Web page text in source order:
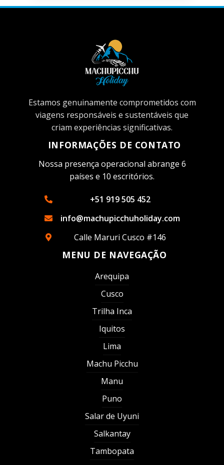
Estamos genuinamente comprometidos com
viagens responsáveis ​​e sustentáveis ​​que
criam experiências significativas.
INFORMAÇÕES DE CONTATO
Nossa presença operacional abrange 6
países e 10 escritórios.
+51 919 505 452
info@machupicchuholiday.com
Calle Maruri Cusco #146
MENU DE NAVEGAÇÃO
Arequipa
Cusco
Trilha Inca
Iquitos
Lima
Machu Picchu
Manu
Puno
Salar de Uyuni
Salkantay
Tambopata